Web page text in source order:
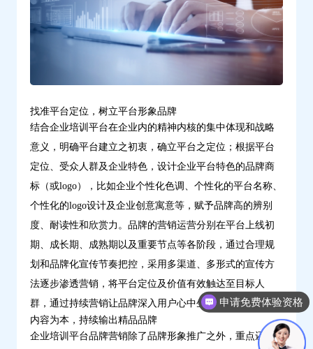
找准平台定位，树立平台形象品牌
结合企业培训平台在企业内的精神内核的集中体现和战略
意义，明确平台建立之初衷，确立平台之定位；根据平台
定位、受众人群及企业特色，设计企业平台特色的品牌商
标（或logo），比如企业个性化色调、个性化的平台名称、
个性化的logo设计及企业创意寓意等，赋予品牌高的辨别
度、耐读性和欣赏力。品牌的营销运营分别在平台上线初
期、成长期、成熟期以及重要节点等各阶段，通过合理规
划和品牌化宣传节奏把控，采用多渠道、多形式的宣传方
法逐步渗透营销，将平台定位及价值有效触达至目标人
群，通过持续营销让品牌深入用户心中生根发芽。
内容为本，持续输出精品品牌
企业培训平台品牌营销除了品牌形象推广之外，重点还在
申请免费体验资格